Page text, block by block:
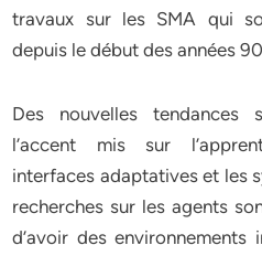
travaux sur les SMA qui
depuis le début des années
Des nouvelles tendances
l’accent mis sur
interfaces adaptatives et les
recherches sur les agents
d’avoir des